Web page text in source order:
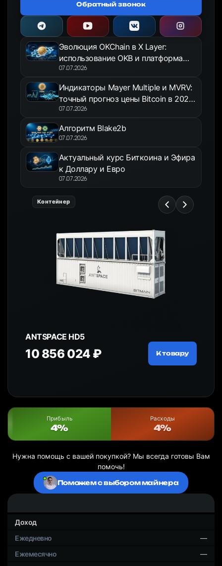
Обратный звонок
Эволюция OKChain в X Layer:
использование OKB и платформа
OKX Jumpstart в 2026 году
07.07.2026
Индикаторы Mayer Multiple и MVRV:
точный прогноз цены Bitcoin в 2026
году
07.07.2026
Алгоритм Blake2b
07.07.2026
Актуальный курс Биткоина и Эфира
к Доллару и Евро
07.07.2026
Контейнер
ANTSPACE HD5
10 856 024 ₽ К товару
Прибыль
4%
Расходы
4%
Нужна помощь с вашей покупкой? Мы всегда готовы Вам
помочь!
Поможем с выбором майнера
Доход
—
—